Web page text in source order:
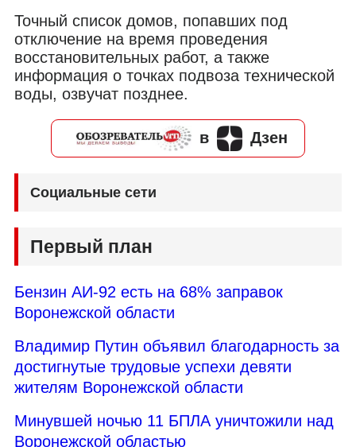
Точный список домов, попавших под
отключение на время проведения
восстановительных работ, а также
информация о точках подвоза технической
воды, озвучат позднее.
в Дзен
Социальные сети
Первый план
Бензин АИ-92 есть на 68% заправок
Воронежской области
Владимир Путин объявил благодарность за
достигнутые трудовые успехи девяти
жителям Воронежской области
Минувшей ночью 11 БПЛА уничтожили над
Воронежской областью